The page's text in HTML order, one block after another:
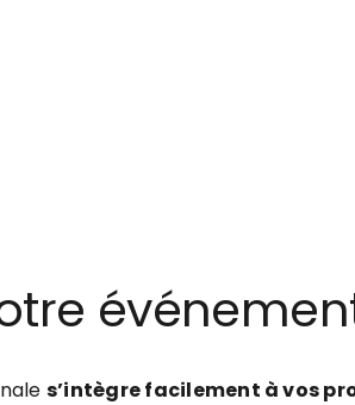
s’intègre facilement à vos